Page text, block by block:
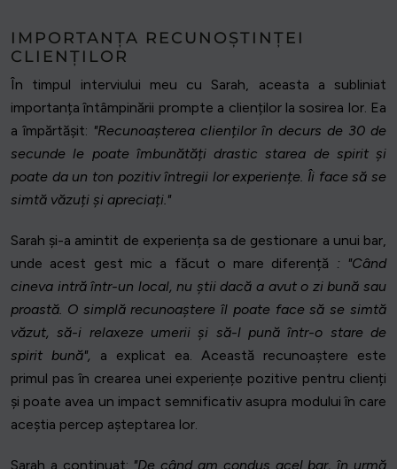
IMPORTANȚA RECUNOȘTINȚEI
CLIENȚILOR
În timpul interviului meu cu Sarah, aceasta a subliniat
importanța întâmpinării prompte a clienților la sosirea lor. Ea
a împărtășit: "Recunoașterea clienților în decurs de 30 de
secunde le poate îmbunătăți drastic starea de spirit și
poate da un ton pozitiv întregii lor experiențe. Îi face să se
simtă văzuți și apreciați."
Sarah și-a amintit de experiența sa de gestionare a unui bar,
unde acest gest mic a făcut o mare diferență : "Când
cineva intră într-un local, nu știi dacă a avut o zi bună sau
proastă. O simplă recunoaștere îl poate face să se simtă
văzut, să-i relaxeze umerii și să-l pună într-o stare de
spirit bună",
a explicat ea. Această recunoaștere este
primul pas în crearea unei experiențe pozitive pentru clienți
și poate avea un impact semnificativ asupra modului în care
aceștia percep așteptarea lor.
Sarah a continuat: "De când am condus acel bar, în urmă